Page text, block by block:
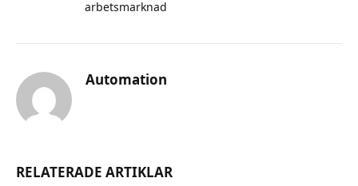
arbetsmarknad
Automation
RELATERADE ARTIKLAR